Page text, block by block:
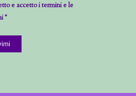
e accetto i termini e le
*